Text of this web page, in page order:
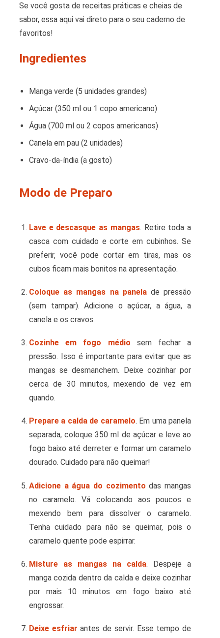
Se você gosta de receitas práticas e cheias de
sabor, essa aqui vai direto para o seu caderno de
favoritos!
Ingredientes
Manga verde (5 unidades grandes)
Açúcar (350 ml ou 1 copo americano)
Água (700 ml ou 2 copos americanos)
Canela em pau (2 unidades)
Cravo-da-índia (a gosto)
Modo de Preparo
Lave e descasque as mangas. Retire toda a
casca com cuidado e corte em cubinhos. Se
preferir, você pode cortar em tiras, mas os
cubos ficam mais bonitos na apresentação.
Coloque as mangas na panelade pressão
(sem tampar). Adicione o açúcar, a água, a
canela e os cravos.
Cozinhe em fogo médio sem fechar a
pressão. Isso é importante para evitar que as
mangas se desmanchem. Deixe cozinhar por
cerca de 30 minutos, mexendo de vez em
quando.
Prepare a calda de caramelo. Em uma panela
separada, coloque 350 ml de açúcar e leve ao
fogo baixo até derreter e formar um caramelo
dourado. Cuidado para não queimar!
Adicione a água do cozimento das mangas
no caramelo. Vá colocando aos poucos e
mexendo bem para dissolver o caramelo.
Tenha cuidado para não se queimar, pois o
caramelo quente pode espirrar.
Misture as mangas na calda. Despeje a
manga cozida dentro da calda e deixe cozinhar
por mais 10 minutos em fogo baixo até
engrossar.
Deixe esfriar antes de servir. Esse tempo de